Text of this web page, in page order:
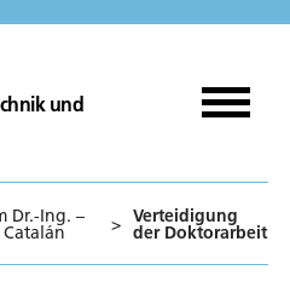
und
Dr.-Ing. – > Verteidigung
der Doktorarbeit